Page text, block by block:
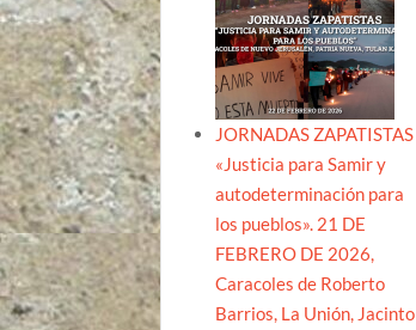
JORNADAS ZAPATISTAS
«Justicia para Samir y
autodeterminación para
los pueblos». 21 DE
FEBRERO DE 2026,
Caracoles de Roberto
Barrios, La Unión, Jacinto